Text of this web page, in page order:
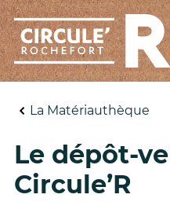
La Matériauthèque
Le dépôt-
Circule’R